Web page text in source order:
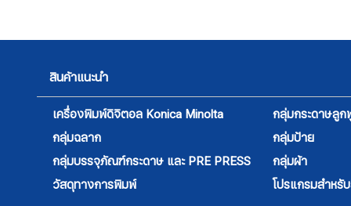
สินค้าแนะนำ
เครื่องพิมพ์ดิจิตอล Konica Minolta
กลุ่มกระดาษลูก
กลุ่มฉลาก
กลุ่มป้าย
กลุ่มบรรจุภัณฑ์กระดาษ และ PRE PRESS
กลุ่มผ้า
วัสดุทางการพิมพ์
โปรแกรมสำหรั